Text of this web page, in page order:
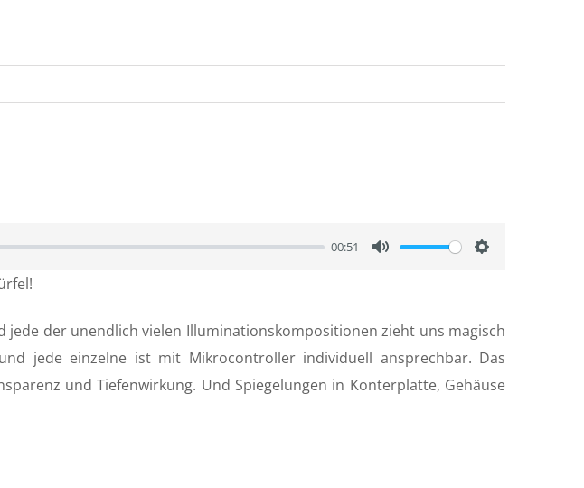
00:51
e
t
i
n
der unendlich vielen Illuminationskompositionen zieht uns magisch
jede einzelne ist mit Mikrocontroller individuell ansprechbar. Das
und Tiefenwirkung. Und Spiegelungen in Konterplatte, Gehäuse